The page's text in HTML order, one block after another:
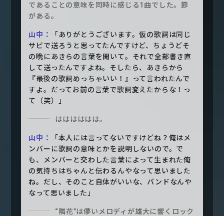
であることの意味を同時に感じる1曲でした。節
がある。
山中：
「ありがとうございます。仮の歌詞は同じ
サビで送ろうと思ってたんですけど、ちょうどそ
の晩にあきらの言葉を聞いて。それで全部書き直
して送ったんですよね。そしたら、あきらから
『最後の歌詞めっちゃいい！』って言われたんで
すよ。だってお前の言葉で歌詞変えたからな！っ
て（笑）」
はははははは。
山中：
「本人には言ってないですけどね？俺はメ
ンバーに歌詞の意味とかを説明しないので。で
も、メンバーと交わした言葉によって生まれた俺
の気持ちはちゃんと伝わるんやなって思いました
ね。だし、そのこと自体がいいな、バンドなんや
なって思いました」
“隣花”は儚いメロディが雄大に響くロック